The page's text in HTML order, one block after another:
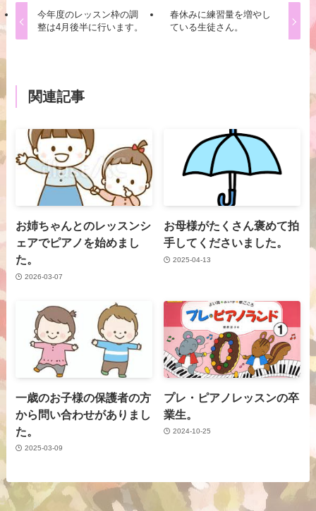
今年度のレッスン枠の調
整は4月後半に行います。
春休みに練習量を増やし
ている生徒さん。
関連記事
お姉ちゃんとのレッスンシ
ェアでピアノを始めまし
た。
2026-03-07
お母様がたくさん褒めて拍
手してくださいました。
2025-04-13
一歳のお子様の保護者の方
から問い合わせがありまし
た。
2025-03-09
プレ・ピアノレッスンの卒
業生。
2024-10-25